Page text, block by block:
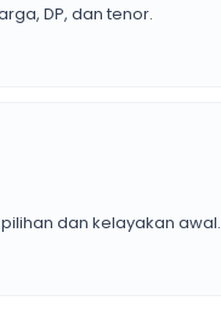
DP, dan tenor.
dan kelayakan awal.